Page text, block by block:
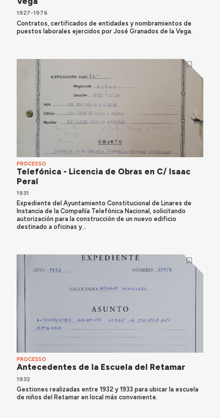
1927-1976
Contratos, certificados de entidades y nombramientos de
puestos laborales ejercidos por José Granados de la Vega.
PROCESSO
Telefónica - Licencia de Obras en C/ Isaac
Peral
1931
Expediente del Ayuntamiento Constitucional de Linares de
Instancia de la Compañía Telefónica Nacional, solicitando
autorización para la construcción de un nuevo edificio
destinado a oficinas y...
PROCESSO
Antecedentes de la Escuela del Retamar
1932
Gestiones realizadas entre 1932 y 1933 para ubicar la escuela
de niños del Retamar en local más conveniente.